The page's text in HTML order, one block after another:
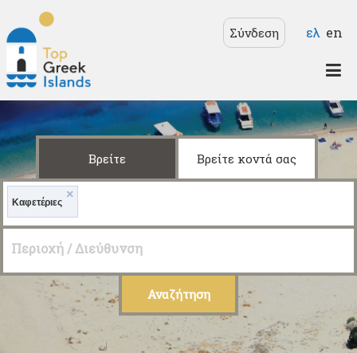
κυρίως περιεχόμενο
Top
Greek
Islands
Σύνδεση ελ en
Βρείτε Βρείτε κοντά σας
×
Καφετέριες
Περιοχή / Διεύθυνση